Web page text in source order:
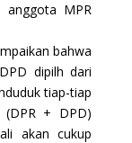
MPR
bahwa
dipilh dari
tiap-tiap
+ DPD)
akan cukup